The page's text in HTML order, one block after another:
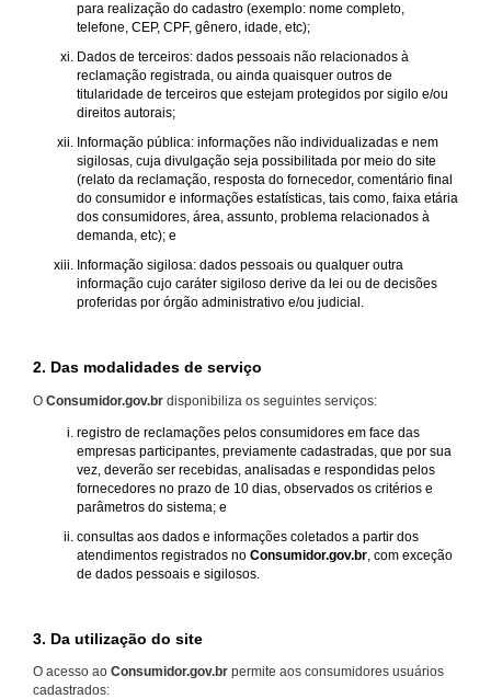
para realização do cadastro (exemplo: nome completo,
telefone, CEP, CPF, gênero, idade, etc);
Dados de terceiros: dados pessoais não relacionados à
reclamação registrada, ou ainda quaisquer outros de
titularidade de terceiros que estejam protegidos por sigilo e/ou
direitos autorais;
Informação pública: informações não individualizadas e nem
sigilosas, cuja divulgação seja possibilitada por meio do site
(relato da reclamação, resposta do fornecedor, comentário final
do consumidor e informações estatísticas, tais como, faixa etária
dos consumidores, área, assunto, problema relacionados à
demanda, etc); e
Informação sigilosa: dados pessoais ou qualquer outra
informação cujo caráter sigiloso derive da lei ou de decisões
proferidas por órgão administrativo e/ou judicial.
2. Das modalidades de serviço
O Consumidor.gov.br disponibiliza os seguintes serviços:
registro de reclamações pelos consumidores em face das
empresas participantes, previamente cadastradas, que por sua
vez, deverão ser recebidas, analisadas e respondidas pelos
fornecedores no prazo de 10 dias, observados os critérios e
parâmetros do sistema; e
consultas aos dados e informações coletados a partir dos
atendimentos registrados no Consumidor.gov.br , com exceção
de dados pessoais e sigilosos.
3. Da utilização do site
O acesso ao Consumidor.gov.br permite aos consumidores usuários
cadastrados: